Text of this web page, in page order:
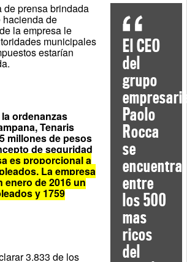
El CEO
del
grupo
Paolo
Rocca
se
encuentra
entre
los 500
mas
ricos
del
de prensa brindada
de
la empresa le
municipales
estarían
ordenanzas
Tenaris
millones de pesos
de seguridad
es proporcional a
La empresa
enero de 2016 un
y 1759
3.833 de los